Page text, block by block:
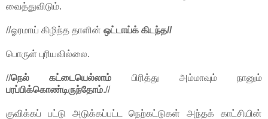
வைத்துவிடும்.
//ஓரமாய் கிழிந்த தாளின் ஒட்டாய்க் கிடந்த//
பொருள் புரியவில்லை.
//நெல் கட்டையெல்லாம் பிரித்து அம்மாவும் நானும்
பரப்பிக்கொண்டிருந்தோம்.//
குவிக்கப் பட்டு அடுக்கப்பட்ட நெற்கட்டுகள் அந்தக் காட்சியின்